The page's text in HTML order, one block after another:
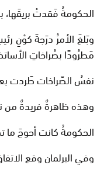
الحكومةُ فَقدتْ بريقَها،
وبَلغَ الأمرُ درَجةَ كوْنِ
مَطرُودًا بصُراخاتِ
نفسُ الصّراخات طَردت
وهذه ظاهرةٌ فريدةٌ من
الحكومةُ كانت أحوجَ
وفي البرلمان وقع